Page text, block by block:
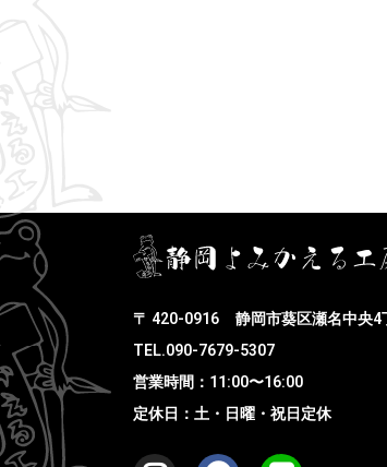
〒 420-0916
静岡市葵区瀬名中央4
TEL.090-7679-5307
営業時間：11:00〜16:00
定休日：土・日曜・祝日定休